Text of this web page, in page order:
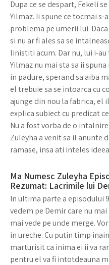
Dupa ce se despart, Fekeli
Yilmaz. Ii spune ce tocmai
problema pe umerii lui.
si nu ar fi ales sa se
linistiti acum. Dar nu, lui i-
Yilmaz nu mai sta sa ii
in padure, sperand sa aiba
el trebuie sa se intoarca cu
ajunge din nou la fabrica, el
explica subiect cu predicat
Nu a fost vorba de o
Zuleyha a venit sa il anunte
ramase, insa ati inteles
Ma Numesc Zuleyha
Rezumat: Lacrimile lui
In ultima parte a episodului
vedem pe Demir care nu
mai vede pe unde merge.
in ureche. Cu putin timp
marturisit ca inima ei ii va
pentru el va fi intotdeauna